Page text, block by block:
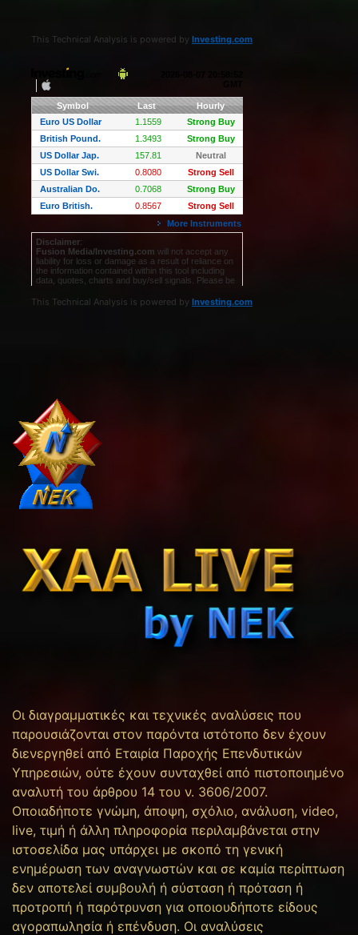
This Technical Analysis is powered by Investing.com
This Technical Analysis is powered by Investing.com
Οι διαγραμματικές και τεχνικές αναλύσεις που
παρουσιάζονται στον παρόντα ιστότοπο δεν έχουν
διενεργηθεί από Εταιρία Παροχής Επενδυτικών
Υπηρεσιών, ούτε έχουν συνταχθεί από πιστοποιημένο
αναλυτή του άρθρου 14 του ν. 3606/2007.
Οποιαδήποτε γνώμη, άποψη, σχόλιο, ανάλυση, video,
live, τιμή ή άλλη πληροφορία περιλαμβάνεται στην
ιστοσελίδα μας υπάρχει με σκοπό τη γενική
ενημέρωση των αναγνωστών και σε καμία περίπτωση
δεν αποτελεί συμβουλή ή σύσταση ή πρόταση ή
προτροπή ή παρότρυνση για οποιουδήποτε είδους
αγοραπωλησία ή επένδυση. Οι αναλύσεις